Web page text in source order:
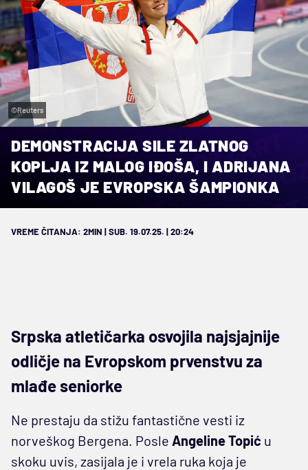
©Reuters
DEMONSTRACIJA SILE ZLATNOG
KOPLJA IZ MALOG IĐOŠA, I ADRIJANA
VILAGOŠ JE EVROPSKA ŠAMPIONKA
VREME ČITANJA: 2MIN | SUB. 19.07.25. | 20:24
Srpska atletičarka osvojila najsjajnije
odličje na Evropskom prvenstvu za
mlađe seniorke
Ne prestaju da stižu fantastične vesti iz
norveškog Bergena. Posle Angeline Topić u
skoku uvis, zasijala je i vrela ruka koja je